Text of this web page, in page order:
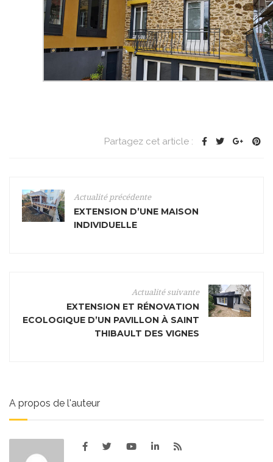
Partagez cet article :
Actualité précédente
EXTENSION D’UNE MAISON
INDIVIDUELLE
Actualité suivante
EXTENSION ET RÉNOVATION
ECOLOGIQUE D’UN PAVILLON À SAINT
THIBAULT DES VIGNES
A propos de l'auteur